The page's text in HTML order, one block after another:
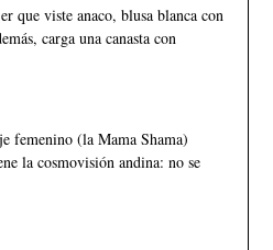
que viste anaco, blusa blanca con
carga una canasta con
femenino (la Mama Shama)
la cosmovisión andina: no se